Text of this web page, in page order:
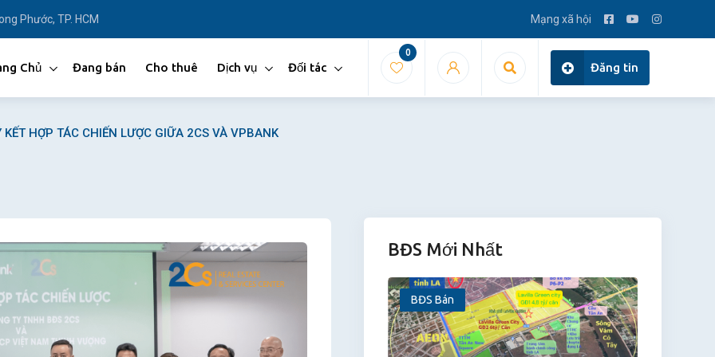
Phước, TP. HCM Mạng xã hội
Chủ Đang bán Cho thuê Dịch vụ Đối tác
0
Đăng tin
KẾT HỢP TÁC CHIẾN LƯỢC GIỮA 2CS VÀ VPBANK
BĐS Mới Nhất
BĐS Bán